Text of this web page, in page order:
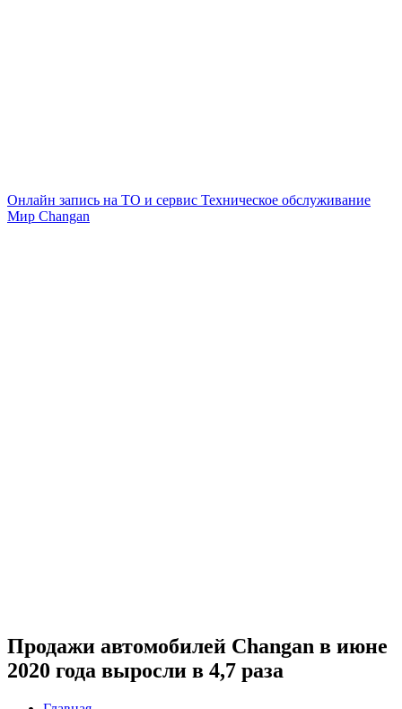
Онлайн запись на ТО и сервис Техническое обслуживание
Мир Changan
Продажи автомобилей Changan в июне
2020 года выросли в 4,7 раза